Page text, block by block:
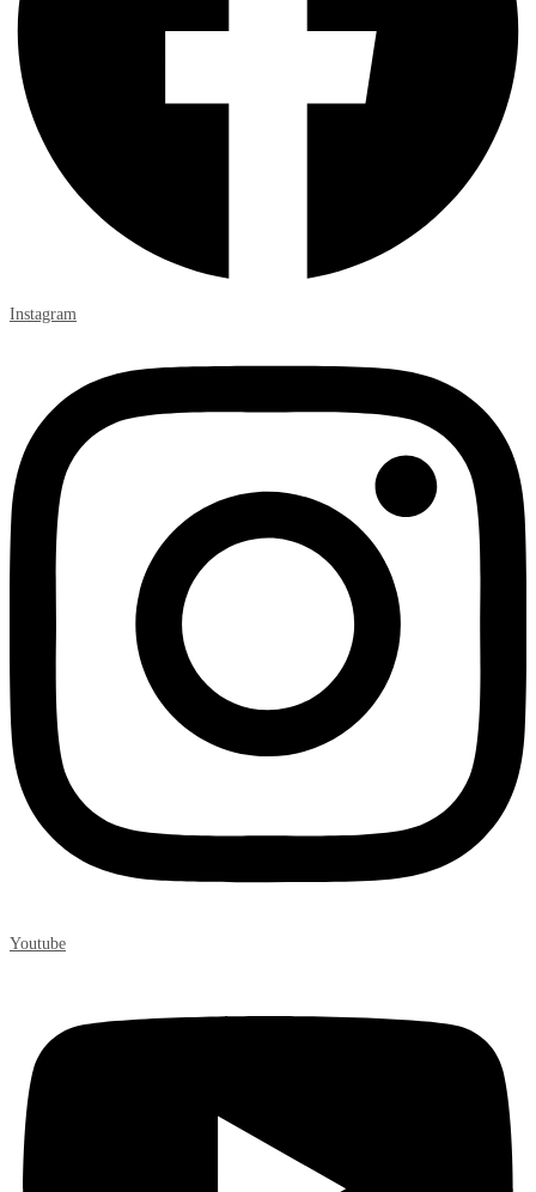
Instagram
Youtube